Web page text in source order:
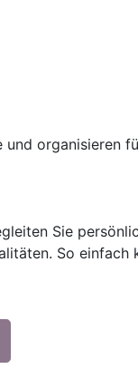
und organisieren
Sie
So einfach